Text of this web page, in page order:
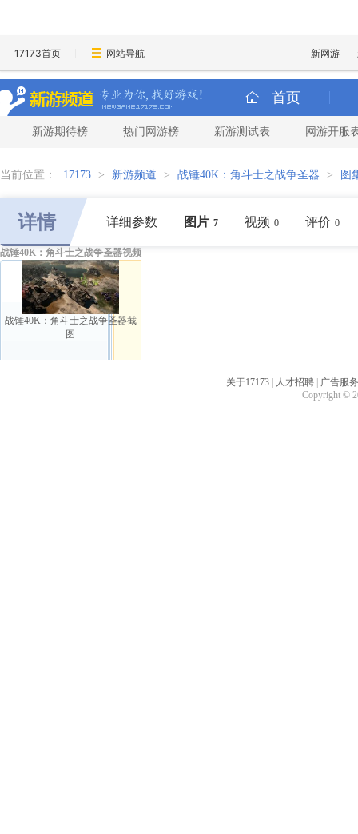
17173首页 网站导航 新网游
首页
新游期待榜 热门网游榜 新游测试表 网游开服
当前位置： 17173 > 新游频道 > 战锤40K：角斗士之战争圣器 > 图
详情 详细参数 图片 7 视频 0 评价 0
战锤40K：角斗士之战争圣器视频
战锤40K：角斗士之战争圣器截
图
关于17173 人才招聘
广告服务
Copyright ©